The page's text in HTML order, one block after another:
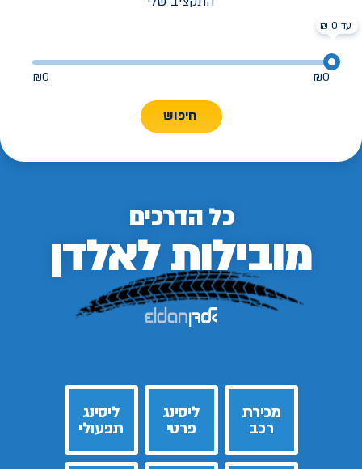
₪0
₪0
חיפוש
כל הדרכים
מובילות לאלדן
מכירת
רכב
ליסינג
פרטי
ליסינג
תפעולי
עד 0 ₪